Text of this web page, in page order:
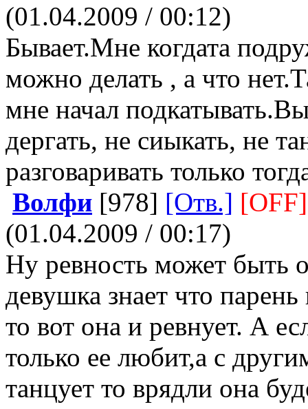
(01.04.2009 / 00:12)
Бывает.Мне когдата
можно делать , а что
мне начал
дергать, не сиыкать, не
разговаривать только
Волфи [978] [Отв.] [OFF]
(01.04.2009 / 00:17)
Ну ревность может быть
девушка знает что
то вот она и ревнует. А
только ее любит,а с
танцует то врядли она